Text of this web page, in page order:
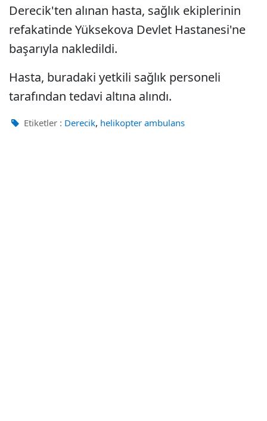
Derecik'ten alınan hasta, sağlık ekiplerinin
refakatinde Yüksekova Devlet Hastanesi'ne
başarıyla nakledildi.
Hasta, buradaki yetkili sağlık personeli
tarafından tedavi altına alındı.
Etiketler : Derecik, helikopter ambulans